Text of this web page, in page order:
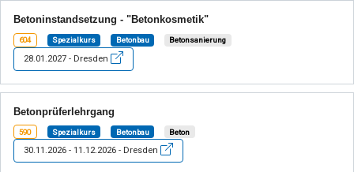
Betoninstandsetzung - "Betonkosmetik"
604 Spezialkurs Betonbau Betonsanierung
28.01.2027 - Dresden
Betonprüferlehrgang
590 Spezialkurs Betonbau Beton
30.11.2026 - 11.12.2026 - Dresden